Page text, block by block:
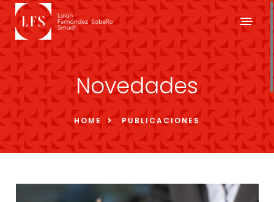
Novedades
HOME PUBLICACIONES